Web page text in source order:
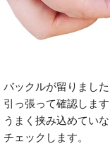
バックルが留りまし
引っ張って確認します
うまく挟み込めてい
チェックします。